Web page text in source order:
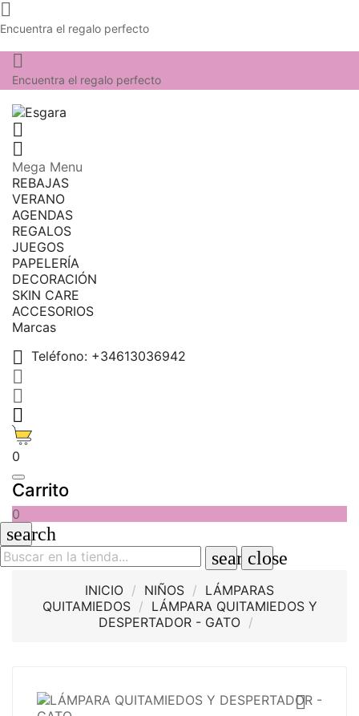

Encuentra el regalo perfecto

Encuentra el regalo perfecto


Mega Menu
REBAJAS
VERANO
AGENDAS
REGALOS
JUEGOS
PAPELERÍA
DECORACIÓN
SKIN CARE
ACCESORIOS
Marcas
 Teléfono: +34613036942



0
Carrito
0
search
searchclose
INICIO NIÑOS
LÁMPARAS
QUITAMIEDOS
LÁMPARA QUITAMIEDOS Y
DESPERTADOR - GATO
